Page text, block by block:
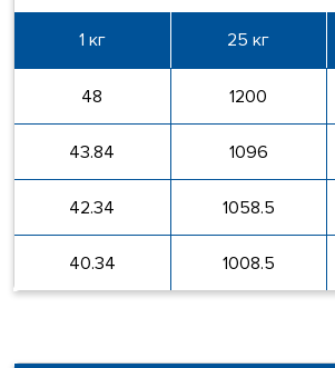
1 кг
48
43.84
42.34
40.34
25 кг
1200
1096
1058.5
1008.5